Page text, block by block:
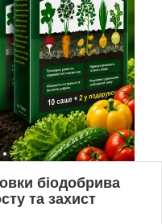
біодобрива
та захист